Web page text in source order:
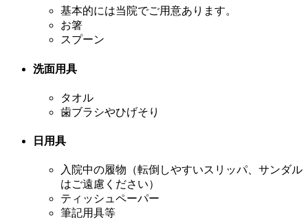
基本的には当院でご用意あります。
お箸
スプーン
洗面用具
タオル
歯ブラシやひげそり
日用具
入院中の履物（転倒しやすいスリッパ、サンダル
はご遠慮ください）
ティッシュペーパー
筆記用具等